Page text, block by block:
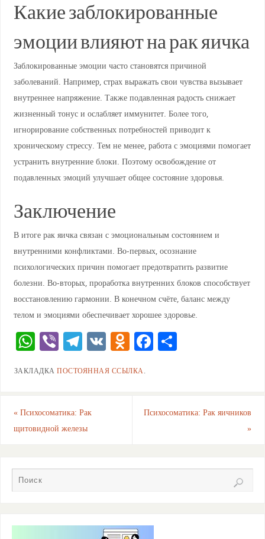
Какие заблокированные
эмоции влияют на рак яичка
Заблокированные эмоции часто становятся причиной
заболеваний. Например, страх выражать свои чувства вызывает
внутреннее напряжение. Также подавленная радость снижает
жизненный тонус и ослабляет иммунитет. Более того,
игнорирование собственных потребностей приводит к
хроническому стрессу. Тем не менее, работа с эмоциями помогает
устранить внутренние блоки. Поэтому освобождение от
подавленных эмоций улучшает общее состояние здоровья.
Заключение
В итоге рак яичка связан с эмоциональным состоянием и
внутренними конфликтами. Во-первых, осознание
психологических причин помогает предотвратить развитие
болезни. Во-вторых, проработка внутренних блоков способствует
восстановлению гармонии. В конечном счёте, баланс между
телом и эмоциями обеспечивает хорошее здоровье.
W
at
A
p
Vi
er
T
e
a
m
V O
n
kl
ni
F
b
k
О
ть
ЗАКЛАДКАПОСТОЯННАЯ ССЫЛКА.
«Психосоматика: Рак
щитовидной железы
Психосоматика: Рак яичников
»